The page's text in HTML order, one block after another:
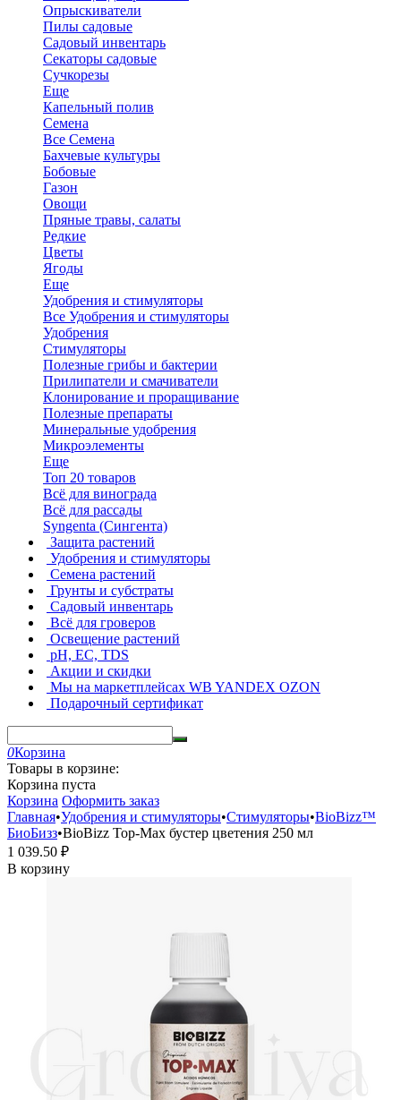
Опрыскиватели
Пилы садовые
Садовый инвентарь
Секаторы садовые
Сучкорезы
Еще
Капельный полив
Семена
Все Семена
Бахчевые культуры
Бобовые
Газон
Овощи
Пряные травы, салаты
Редкие
Цветы
Ягоды
Еще
Удобрения и стимуляторы
Все Удобрения и стимуляторы
Удобрения
Стимуляторы
Полезные грибы и бактерии
Прилипатели и смачиватели
Клонирование и проращивание
Полезные препараты
Минеральные удобрения
Микроэлементы
Еще
Топ 20 товаров
Всё для винограда
Всё для рассады
Syngenta (Сингента)
Защита растений
Удобрения и стимуляторы
Семена растений
Грунты и субстраты
Садовый инвентарь
Всё для гроверов
Освещение растений
pH, EC, TDS
Акции и скидки
Мы на маркетплейсах WB YANDEX OZON
Подарочный сертификат
0Корзина
Товары в корзине:
Корзина пуста
Корзина Оформить заказ
Главная•Удобрения и стимуляторы•Стимуляторы•BioBizz™
БиоБизз•BioBizz Top-Max бустер цветения 250 мл
1 039.50 ₽
В корзину